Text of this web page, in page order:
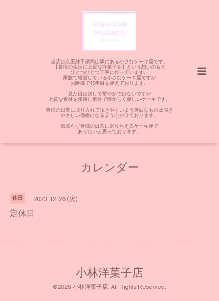
当店は京王線千歳烏山駅にある小さなケーキ屋です。
【普段の生活に上質な洋菓子を】という想いのもと
ひとつひとつ丁寧に作っています。
家族で経営している小さなケーキ屋ですが
お陰様で15年目を迎えております。
見た目は決して華やかではないですが
上質な素材を使用し素朴で懐かしく優しいケーキです。
皆様の日常に取り入れて頂きやすいよう無駄なものは省き
やさしい価格になるよう心がけております。
気取らず皆様の日常に寄り添えるケーキ屋で
ありたいと思っております。
カレンダー
休日 2023-12-26 (火)
定休日
小林洋菓子店
©2026 小林洋菓子店. All Rights Reserved.